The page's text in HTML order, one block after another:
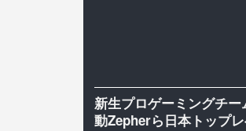
新生プロゲーミングチ
動Zepherら日本トップ